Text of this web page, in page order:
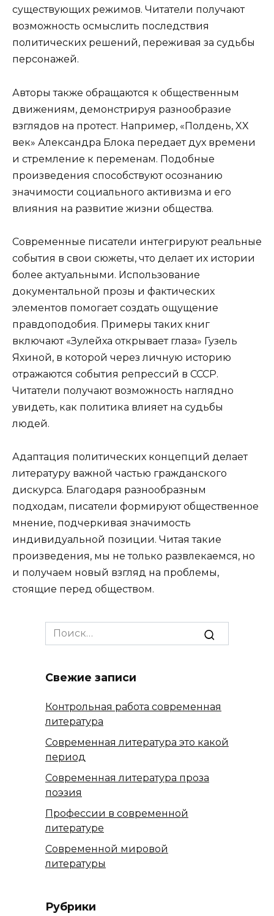
существующих режимов. Читатели получают
возможность осмыслить последствия
политических решений, переживая за судьбы
персонажей.
Авторы также обращаются к общественным
движениям, демонстрируя разнообразие
взглядов на протест. Например, «Полдень, XX
век» Александра Блока передает дух времени
и стремление к переменам. Подобные
произведения способствуют осознанию
значимости социального активизма и его
влияния на развитие жизни общества.
Современные писатели интегрируют реальные
события в свои сюжеты, что делает их истории
более актуальными. Использование
документальной прозы и фактических
элементов помогает создать ощущение
правдоподобия. Примеры таких книг
включают «Зулейха открывает глаза» Гузель
Яхиной, в которой через личную историю
отражаются события репрессий в СССР.
Читатели получают возможность наглядно
увидеть, как политика влияет на судьбы
людей.
Адаптация политических концепций делает
литературу важной частью гражданского
дискурса. Благодаря разнообразным
подходам, писатели формируют общественное
мнение, подчеркивая значимость
индивидуальной позиции. Читая такие
произведения, мы не только развлекаемся, но
и получаем новый взгляд на проблемы,
стоящие перед обществом.
Search
for:
Свежие записи
Контрольная работа современная
литература
Современная литература это какой
период
Современная литература проза
поэзия
Профессии в современной
литературе
Современной мировой
литературы
Рубрики